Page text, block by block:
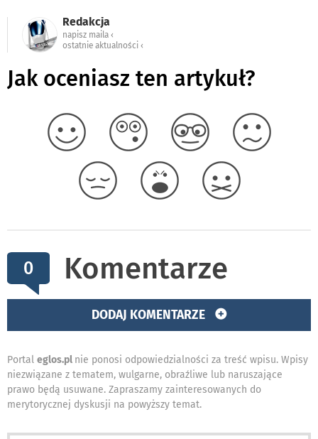
Redakcja
napisz maila ‹
ostatnie aktualności ‹
Jak oceniasz ten artykuł?
0 Komentarze
DODAJ KOMENTARZE
Portal eglos.pl nie ponosi odpowiedzialności za treść wpisu. Wpisy
niezwiązane z tematem, wulgarne, obraźliwe lub naruszające
prawo będą usuwane. Zapraszamy zainteresowanych do
merytorycznej dyskusji na powyższy temat.